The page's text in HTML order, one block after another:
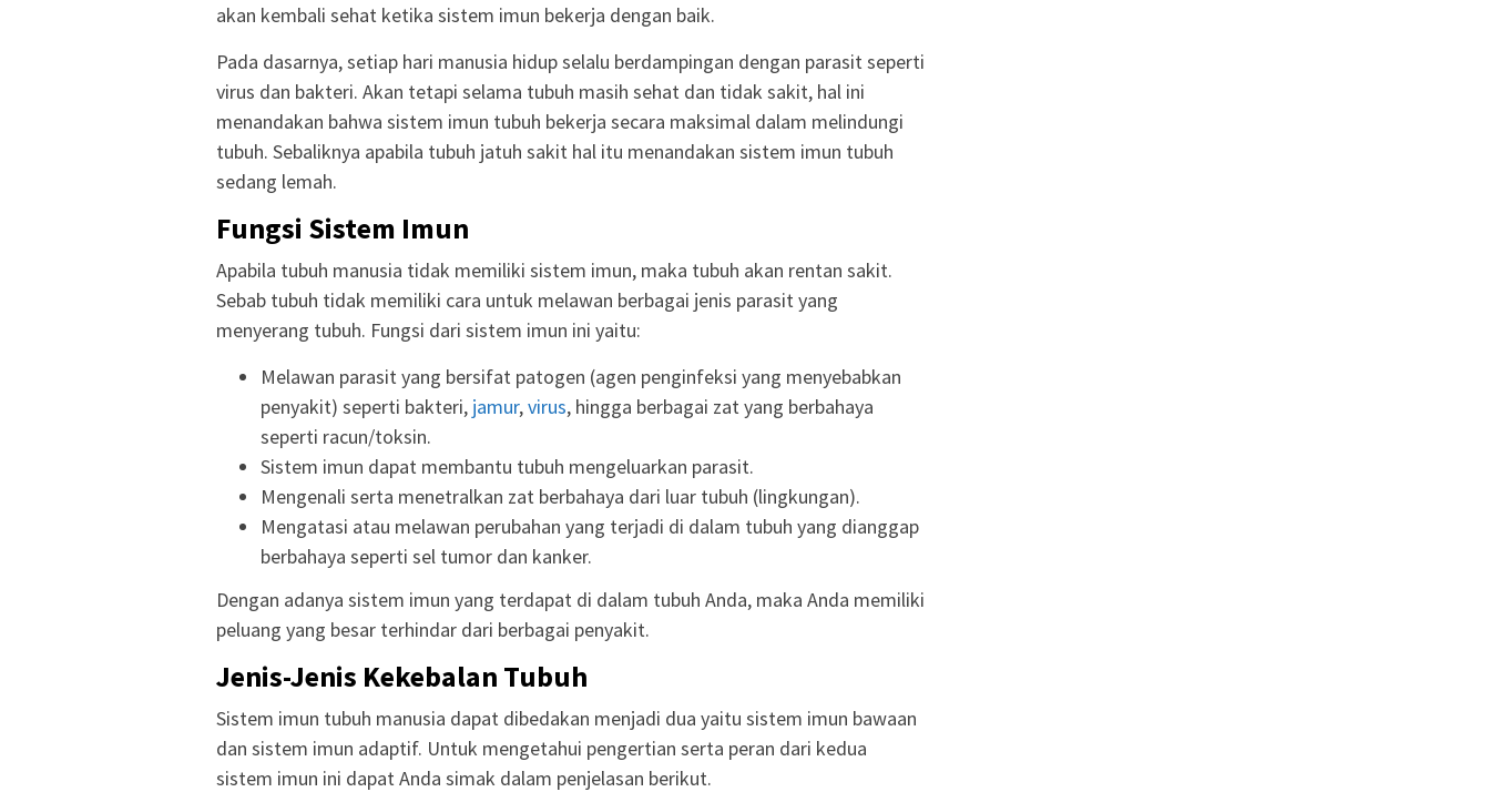
akan kembali sehat ketika sistem imun bekerja dengan baik.
Pada dasarnya, setiap hari manusia hidup selalu berdampingan dengan parasit seperti
virus dan bakteri. Akan tetapi selama tubuh masih sehat dan tidak sakit, hal ini
menandakan bahwa sistem imun tubuh bekerja secara maksimal dalam melindungi
tubuh. Sebaliknya apabila tubuh jatuh sakit hal itu menandakan sistem imun tubuh
sedang lemah.
Fungsi Sistem Imun
Apabila tubuh manusia tidak memiliki sistem imun, maka tubuh akan rentan sakit.
Sebab tubuh tidak memiliki cara untuk melawan berbagai jenis parasit yang
menyerang tubuh. Fungsi dari sistem imun ini yaitu:
Melawan parasit yang bersifat patogen (agen penginfeksi yang menyebabkan
penyakit) seperti bakteri, jamur,virus, hingga berbagai zat yang berbahaya
seperti racun/toksin.
Sistem imun dapat membantu tubuh mengeluarkan parasit.
Mengenali serta menetralkan zat berbahaya dari luar tubuh (lingkungan).
Mengatasi atau melawan perubahan yang terjadi di dalam tubuh yang dianggap
berbahaya seperti sel tumor dan kanker.
Dengan adanya sistem imun yang terdapat di dalam tubuh Anda, maka Anda memiliki
peluang yang besar terhindar dari berbagai penyakit.
Jenis-Jenis Kekebalan Tubuh
Sistem imun tubuh manusia dapat dibedakan menjadi dua yaitu sistem imun bawaan
dan sistem imun adaptif. Untuk mengetahui pengertian serta peran dari kedua
sistem imun ini dapat Anda simak dalam penjelasan berikut.